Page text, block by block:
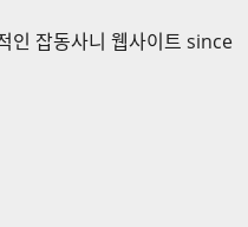
인 잡동사니 웹사이트 since